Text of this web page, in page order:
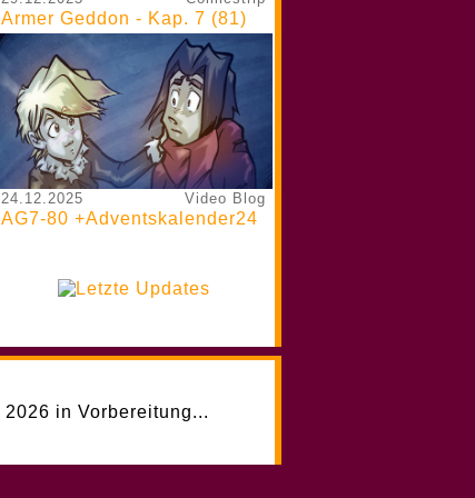
Armer Geddon - Kap. 7 (81)
24.12.2025 Video Blog
AG7-80 +Adventskalender24
2026 in Vorbereitung...